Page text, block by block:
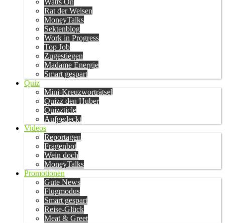
Watts On
Rat der Weisen
MoneyTalks
Sektenblog
Work in Progress
Top Job
Zugestiegen
Madame Energie
Smart gespart
Quiz
Mini-Kreuzworträtsel
Quizz den Huber
Quizzticle
Aufgedeckt
Videos
Reportagen
Fragenbot
Wein doch
MoneyTalks
Promotionen
Gute News
Flugmodus
Smart gespart
Reise-Glück
Meat & Greet